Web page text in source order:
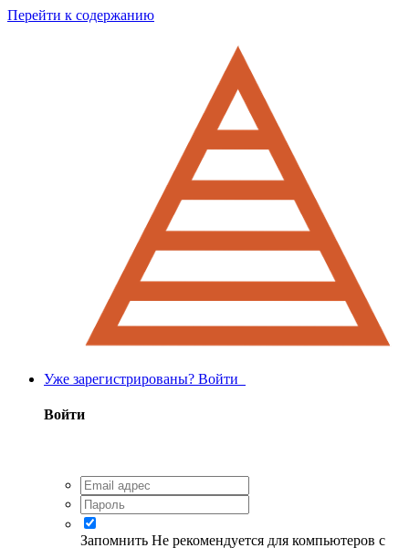
Перейти к содержанию
Уже зарегистрированы? Войти
Войти
Запомнить Не рекомендуется для компьютеров с